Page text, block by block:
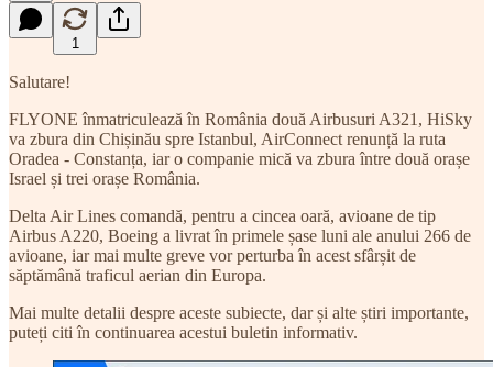
1
Salutare!
FLYONE înmatriculează în România două Airbusuri A321, HiSky
va zbura din Chișinău spre Istanbul, AirConnect renunță la ruta
Oradea - Constanța, iar o companie mică va zbura între două orașe
Israel și trei orașe România.
Delta Air Lines comandă, pentru a cincea oară, avioane de tip
Airbus A220, Boeing a livrat în primele șase luni ale anului 266 de
avioane, iar mai multe greve vor perturba în acest sfârșit de
săptămână traficul aerian din Europa.
Mai multe detalii despre aceste subiecte, dar și alte știri importante,
puteți citi în continuarea acestui buletin informativ.